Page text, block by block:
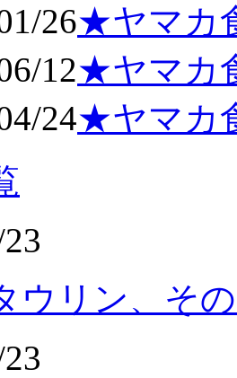
26★ヤマカ
12★ヤマカ
24★ヤマカ
ウリン、そ